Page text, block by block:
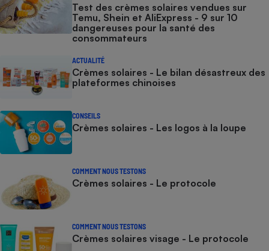
Test des crèmes solaires vendues sur
Temu, Shein et AliExpress - 9 sur 10
dangereuses pour la santé des
consommateurs
ACTUALITÉ
Crèmes solaires - Le bilan désastreux des
plateformes chinoises
CONSEILS
Crèmes solaires - Les logos à la loupe
COMMENT NOUS TESTONS
Crèmes solaires - Le protocole
COMMENT NOUS TESTONS
Crèmes solaires visage - Le protocole